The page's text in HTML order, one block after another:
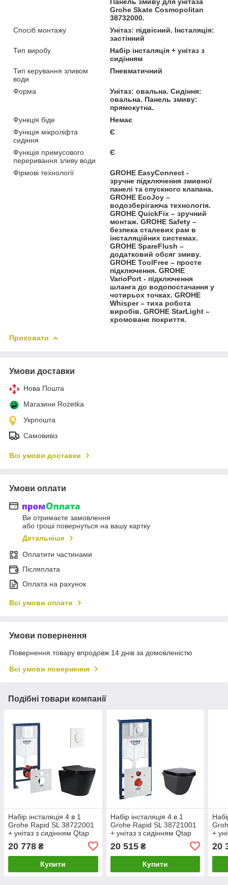
Grohe Skate Cosmopolitan
38732000.
Спосіб монтажу
Унітаз: підвісний. Інсталяція:
застінний
Тип виробу
Набір інсталяція + унітаз з
сидінням
Тип керування зливом
води
Пневматичний
Форма
Унітаз: овальна. Сидіння:
овальна. Панель змиву:
прямокутна.
Функція біде
Немає
Функція мікроліфта
сидіння
Є
Функція примусового
переривання зливу води
Є
Фірмові технології
GROHE EasyConnect -
зручне підключення змивної
панелі та спускного клапана.
GROHE EcoJoy –
водозберігаюча технологія.
GROHE QuickFix – зручний
монтаж. GROHE Safety –
безпека сталевих рам в
інсталяційних системах.
GROHE SpareFlush –
додатковий обсяг змиву.
GROHE ToolFree – просте
підключення. GROHE
VarioPort - підключення
шланга до водопостачання у
чотирьох точках. GROHE
Whisper – тиха робота
виробів. GROHE StarLight –
хромоване покриття.
Приховати
Умови доставки
Нова Пошта
Магазини Rozetka
Укрпошта
Самовивіз
Всі умови доставки
Умови оплати
Ви отримаєте замовлення
або гроші повернуться на вашу картку
Детальніше
Оплатити частинами
Післяплата
Оплата на рахунок
Всі умови оплати
Умови повернення
Повернення товару впродовж 14 днів за домовленістю
Всі умови повернення
Подібні товари компанії
Набір інсталяція 4 в 1
Grohe Rapid SL 38722001
+ унітаз з сидінням Qtap
Scorpio QT1433053ERMB
20 778 ₴
Купити
Набір інсталяція 4 в 1
Grohe Rapid SL 38721001
+ унітаз з сидінням Qtap
20 515₴
Купити
+
20